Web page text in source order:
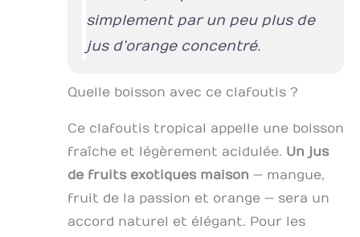
simplement par un peu plus de
jus d’orange concentré.
Quelle boisson avec ce clafoutis ?
Ce clafoutis tropical appelle une boisson
fraîche et légèrement acidulée. Un jus
de fruits exotiques maison — mangue,
fruit de la passion et orange — sera un
accord naturel et élégant. Pour les